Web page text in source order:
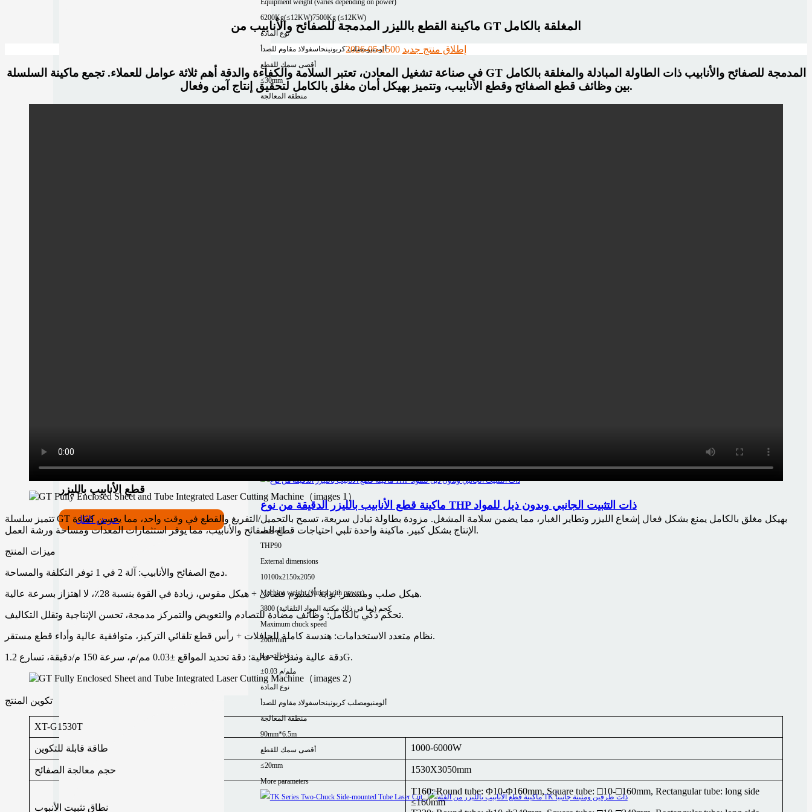
6200Kg(≤12KW)7500Kg (≤12KW)
نوع المادة
ألومنيومصلب كربونينحاسفولاذ مقاوم للصدأ
أقصى سمك للقطع
≤30mm
منطقة المعالجة
قطع الأنابيب بالليزر
عرض الكل
ماكينة قطع الأنابيب بالليزر الدقيقة من نوع THP ذات التثبيت الجانبي وبدون ذيل للمواد
الموديل
THP90
External dimensions
10100x2150x2050
Machine weight (varies with power)
3800 كجم (بما في ذلك مكتبة المواد التلقائية)
Maximum chuck speed
200r/min
دقة التحديد：
±0.03 ملم/م
نوع المادة
ألومنيومصلب كربونينحاسفولاذ مقاوم للصدأ
منطقة المعالجة
90mm*6.5m
أقصى سمك للقطع
≤20mm
More parameters
ماكينة القطع بالليزر المدمجة للصفائح والأنابيب من GT المغلقة بالكامل
2026-05-15 إطلاق منتج جديد 00
في صناعة تشغيل المعادن، تعتبر السلامة والكفاءة والدقة أهم ثلاثة عوامل للعملاء. تجمع ماكينة السلسلة GT المدمجة للصفائح والأنابيب ذات الطاولة المبادلة والمغلقة بالكامل
بين وظائف قطع الصفائح وقطع الأنابيب، وتتميز بهيكل أمان مغلق بالكامل لتحقيق إنتاج آمن وفعال.
تتميز سلسلة GT بهيكل مغلق بالكامل يمنع بشكل فعال إشعاع الليزر وتطاير الغبار، مما يضمن سلامة المشغل. مزودة بطاولة تبادل سريعة، تسمح بالتحميل/التفريغ والقطع في وقت واحد، مما يحسن كفاءة
الإنتاج بشكل كبير. ماكينة واحدة تلبي احتياجات قطع الصفائح والأنابيب، مما يوفر استثمارات المعدات ومساحة ورشة العمل.
ميزات المنتج
دمج الصفائح والأنابيب: آلة 2 في 1 توفر التكلفة والمساحة.
هيكل صلب ومستقر: بوابة ألمنيوم فضائي + هيكل مقوس، زيادة في القوة بنسبة 28٪، لا اهتزاز بسرعة عالية.
تحكم ذكي بالكامل: وظائف مضادة للتصادم والتعويض والتمركز مدمجة، تحسن الإنتاجية وتقلل التكاليف.
نظام متعدد الاستخدامات: هندسة كاملة للحافلات + رأس قطع تلقائي التركيز، متوافقية عالية وأداء قطع مستقر.
دقة عالية وسرعة عالية: دقة تحديد المواقع ±0.03 مم/م، سرعة 150 م/دقيقة، تسارع 1.2G.
تكوين المنتج
XT-G1530T
طاقة قابلة للتكوين 1000-6000W
حجم معالجة الصفائح 1530X3050mm
نطاق تثبيت الأنبوب
T160: Round tube: Φ10-Φ160mm, Square tube: □10-□160mm, Rectangular tube: long side
≤160mm